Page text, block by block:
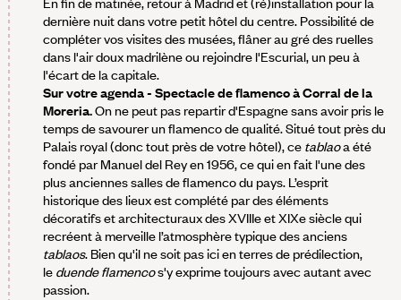
dernière nuit dans votre petit hôtel du centre. Possibilité de
compléter vos visites des musées, flâner au gré des ruelles
dans l'air doux madrilène ou rejoindre l'Escurial, un peu à
l'écart de la capitale.
Sur votre agenda - Spectacle de flamenco à Corral de la
Moreria.On ne peut pas repartir d'Espagne sans avoir pris le
temps de savourer un flamenco de qualité. Situé tout près du
Palais royal (donc tout près de votre hôtel), ce tablaoa été
fondé par Manuel del Rey en 1956, ce qui en fait l'une des
plus anciennes salles de flamenco du pays. L’esprit
historique des lieux est complété par des éléments
décoratifs et architecturaux des XVIIIe et XIXe siècle qui
recréent à merveille l’atmosphère typique des anciens
tablaos. Bien qu'il ne soit pas ici en terres de prédilection,
le duende flamencos'y exprime toujours avec autant avec
passion.